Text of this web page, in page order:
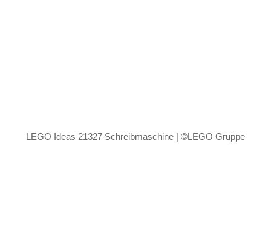
LEGO Ideas 21327 Schreibmaschine | ©LEGO Gruppe